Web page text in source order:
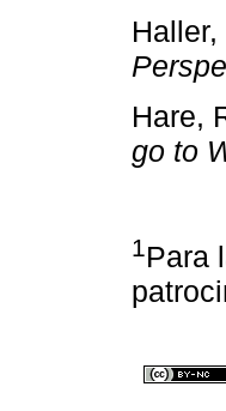
Hare,
go to
1Para